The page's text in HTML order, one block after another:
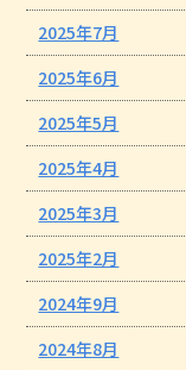
2025年7月
2025年6月
2025年5月
2025年4月
2025年3月
2025年2月
2024年9月
2024年8月